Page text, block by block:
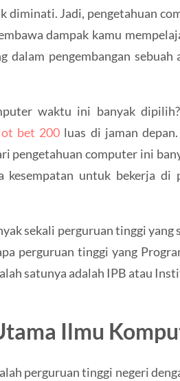
diminati. Jadi, pengetahuan
dampak kamu
dalam pengembangan
waktu ini banyak
bet 200 luas di jaman
pengetahuan computer ini
untuk bekerja di
sekali perguruan tinggi yang
perguruan tinggi yang
satunya adalah IPB atau
Ilmu
perguruan tinggi negeri